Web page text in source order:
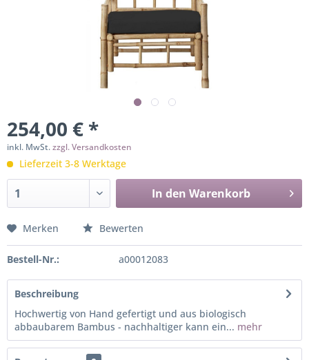
254,00 € *
inkl. MwSt.zzgl. Versandkosten
Lieferzeit 3-8 Werktage
In den Warenkorb
Merken Bewerten
Bestell-Nr.: a00012083
Beschreibung
Hochwertig von Hand gefertigt und aus biologisch
abbaubarem Bambus - nachhaltiger kann ein... mehr